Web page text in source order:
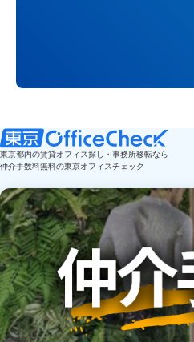
東京都内の賃貸オフィス探し・事務所移転なら
仲介手数料無料の東京オフィスチェック